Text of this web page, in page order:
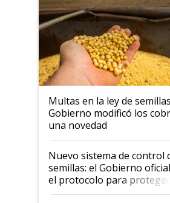
Multas en la ley de
Gobierno modificó los
una novedad
Nuevo sistema de control
semillas: el Gobierno
el protocolo para proteger
propiedad intelectual